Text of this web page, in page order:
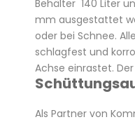
Behälter 140 Liter
mm ausgestattet
oder bei Schnee.
schlagfest und
Achse einrastet.
Als Partner von